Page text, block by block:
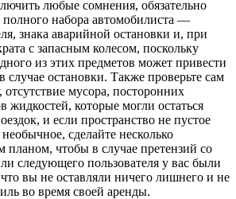
любые сомнения, обязательно
полного набора автомобилиста —
знака аварийной остановки и, при
с запасным колесом, поскольку
из этих предметов может привести
остановки. Также проверьте сам
отсутствие мусора, посторонних
жидкостей, которые могли остаться
и если пространство не пустое
сделайте несколько
чтобы в случае претензий со
следующего пользователя у вас были
что вы не оставляли ничего лишнего и не
во время своей аренды.